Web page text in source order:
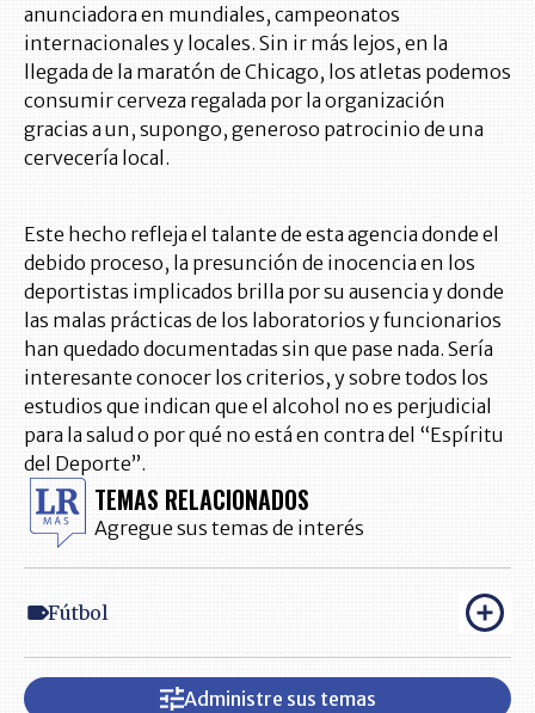
anunciadora en mundiales, campeonatos
internacionales y locales. Sin ir más lejos, en la
llegada de la maratón de Chicago, los atletas podemos
consumir cerveza regalada por la organización
gracias a un, supongo, generoso patrocinio de una
cervecería local.
Este hecho refleja el talante de esta agencia donde el
debido proceso, la presunción de inocencia en los
deportistas implicados brilla por su ausencia y donde
las malas prácticas de los laboratorios y funcionarios
han quedado documentadas sin que pase nada. Sería
interesante conocer los criterios, y sobre todos los
estudios que indican que el alcohol no es perjudicial
para la salud o por qué no está en contra del “Espíritu
del Deporte”.
TEMAS RELACIONADOS
Agregue sus temas de interés
Fútbol
Administre sus temas